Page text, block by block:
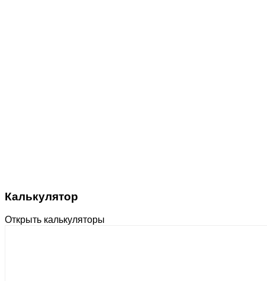
Калькулятор
Открыть калькуляторы